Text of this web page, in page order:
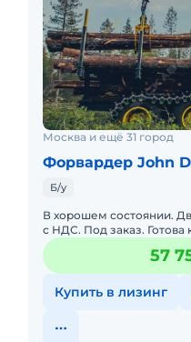
Москва и ещё 31 город
Форвардер John
Б/у
В хорошем состоянии.
с НДС. Под заказ. Готова
57
Купить в лизинг